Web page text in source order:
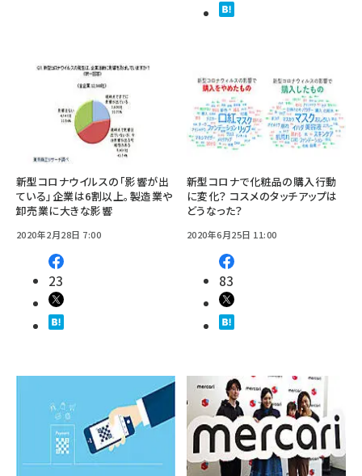
新型コロナウイルスの「影響が出
ている」企業は6割以上。製造業や
卸売業に大きな影響
2020年2月28日 7:00
23
新型コロナで化粧品の購入行動
に変化？ コスメのタッチアップは
どうなった？
2020年6月25日 11:00
83